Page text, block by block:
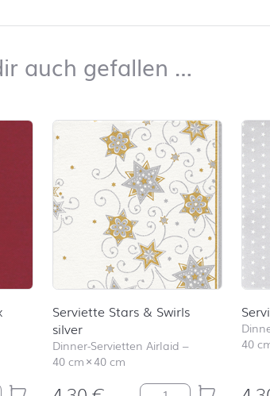
auch gefallen …
Uni bordeaux Menge
Serviette Stars & Swirls
silver
Dinner-Servietten Airlaid –
40 cm×40 cm
Serviette Stars &
40